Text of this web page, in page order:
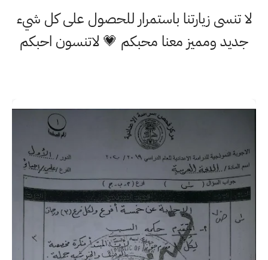
لا تنسى زيارتنا باستمرار للحصول على كل شيء
جديد ومميز معنا محبكم 💗 لاتنسون احبكم